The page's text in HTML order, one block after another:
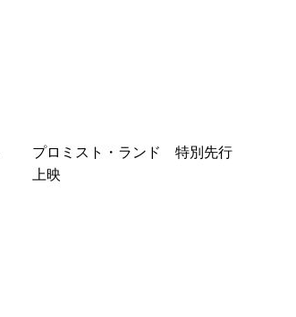
プロミスト・ランド 特別先行
上映